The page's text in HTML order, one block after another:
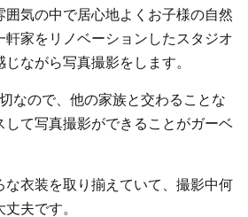
囲気の中で居心地よくお子様の自然
軒家をリノベーションしたスタジオ
ながら写真撮影をします。
なので、他の家族と交わることな
して写真撮影ができることがガーベ
な衣装を取り揃えていて、撮影中何
夫です。